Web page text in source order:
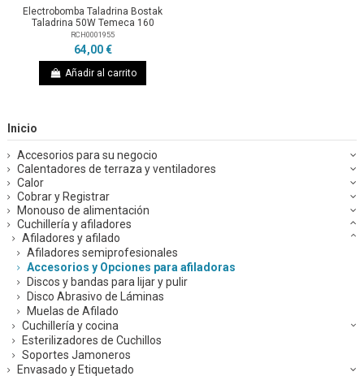
Electrobomba Taladrina Bostak
Taladrina 50W Temeca 160
RCH0001955
64,00 €
Añadir al carrito
Inicio
Accesorios para su negocio
Calentadores de terraza y ventiladores
Calor
Cobrar y Registrar
Monouso de alimentación
Cuchillería y afiladores
Afiladores y afilado
Afiladores semiprofesionales
Accesorios y Opciones para afiladoras
Discos y bandas para lijar y pulir
Disco Abrasivo de Láminas
Muelas de Afilado
Cuchillería y cocina
Esterilizadores de Cuchillos
Soportes Jamoneros
Envasado y Etiquetado